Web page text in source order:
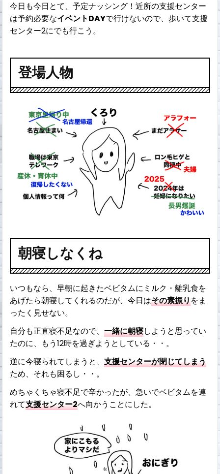
今日も今日とて、予定ナッシング！近所の支援センター
は予約必要なイベントDAYで行けないので、歩いて支援
センター2にでも行こう。
登場人物
朝寝しなくね
いつもなら、早朝に起きたベビタムにミルク・離乳食を
あげたら朝寝してくれるのだが、今日はその素振りをま
ったく見せない。
自分も正直寝不足なので、一緒に朝寝しようと思ってい
たのに、もう12時を過ぎようとしている・・。
逆に今寝られてしまうと、支援センターが閉じてしまう
ため、それも困るし・・。
めちゃくちゃ寝不足で辛かったが、急いでベビタムを連
れて支援センター2へ向かうことにした。